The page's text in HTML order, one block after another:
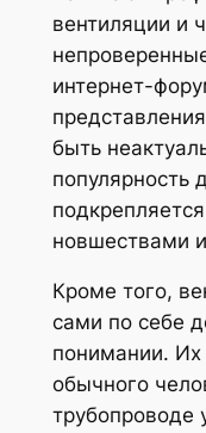
вентиляции и
интернет-
быть
популярность
новшествами
Кроме того,
сами по себе
понимании.
обычного
трубопроводе